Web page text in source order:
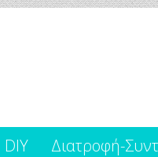
DIY Διατροφή-